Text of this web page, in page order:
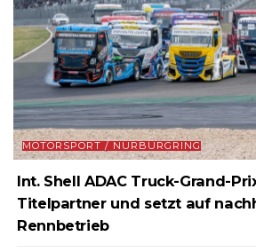
MOTORSPORT / NÜRBURGRING
Int. Shell ADAC Truck-Grand-
Titelpartner und setzt auf
Rennbetrieb